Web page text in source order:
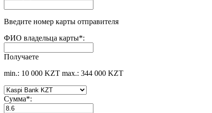
Введите номер карты отправителя
ФИО владельца карты*:
Получаете
min.: 10 000 KZT max.: 344 000 KZT
Сумма*: